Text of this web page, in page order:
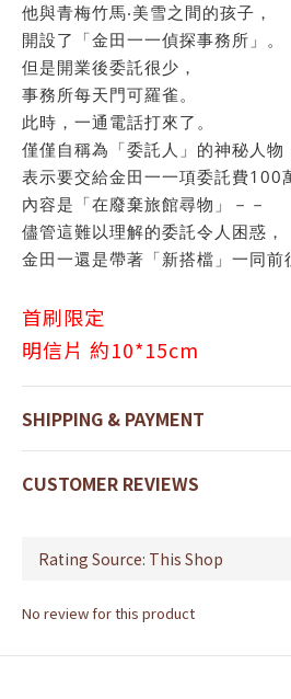
他與青梅竹馬‧美雪之間的孩子，
開設了「金田一一偵探事務所」。
但是開業後委託很少，
事務所每天門可羅雀。
此時，一通電話打來了。
僅僅自稱為「委託人」的神秘人物
表示要交給金田一一項委託費100
內容是「在廢棄旅館尋物」－－
儘管這難以理解的委託令人困惑，
金田一還是帶著「新搭檔」一同前
首刷限定
明信片 約10*15cm
SHIPPING & PAYMENT
CUSTOMER REVIEWS
No review for this product